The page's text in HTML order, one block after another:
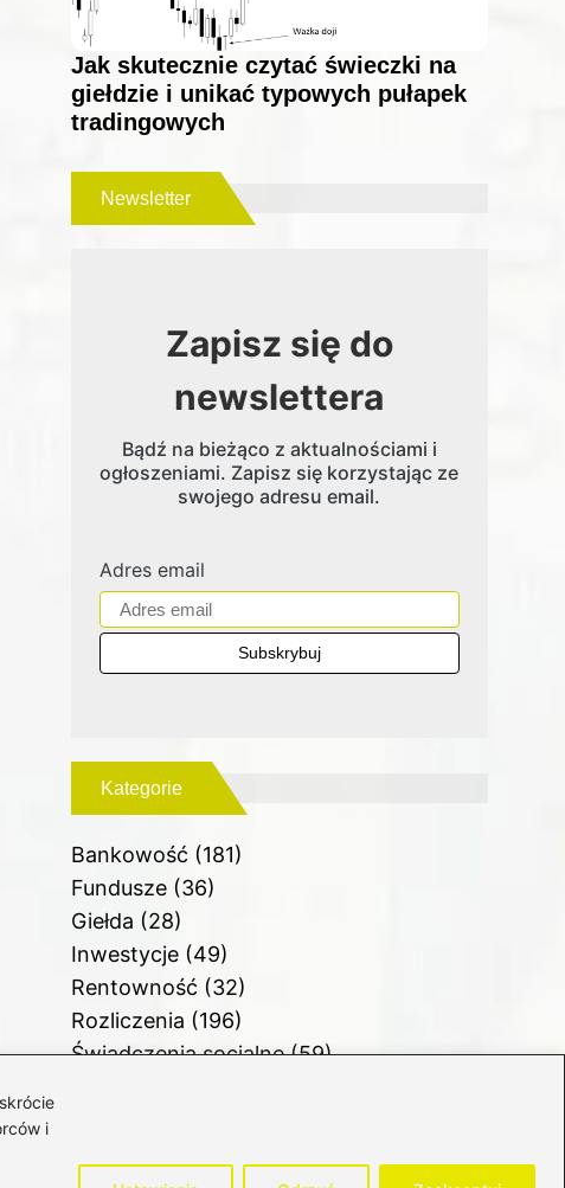
i
Jak skutecznie czytać świeczki na
giełdzie i unikać typowych pułapek
tradingowych
Newsletter
Zapisz się do
newslettera
Bądź na bieżąco z aktualnościami i
ogłoszeniami. Zapisz się korzystając ze
swojego adresu email.
Adres email
Kategorie
Bankowość (181)
Fundusze(36)
Giełda (28)
Inwestycje(49)
Rentowność (32)
Rozliczenia (196)
Świadczenia socjalne(59)